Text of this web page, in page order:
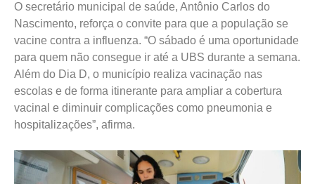
O secretário municipal de saúde, Antônio Carlos do
Nascimento, reforça o convite para que a população se
vacine contra a influenza. “O sábado é uma oportunidade
para quem não consegue ir até a UBS durante a semana.
Além do Dia D, o município realiza vacinação nas
escolas e de forma itinerante para ampliar a cobertura
vacinal e diminuir complicações como pneumonia e
hospitalizações”, afirma.